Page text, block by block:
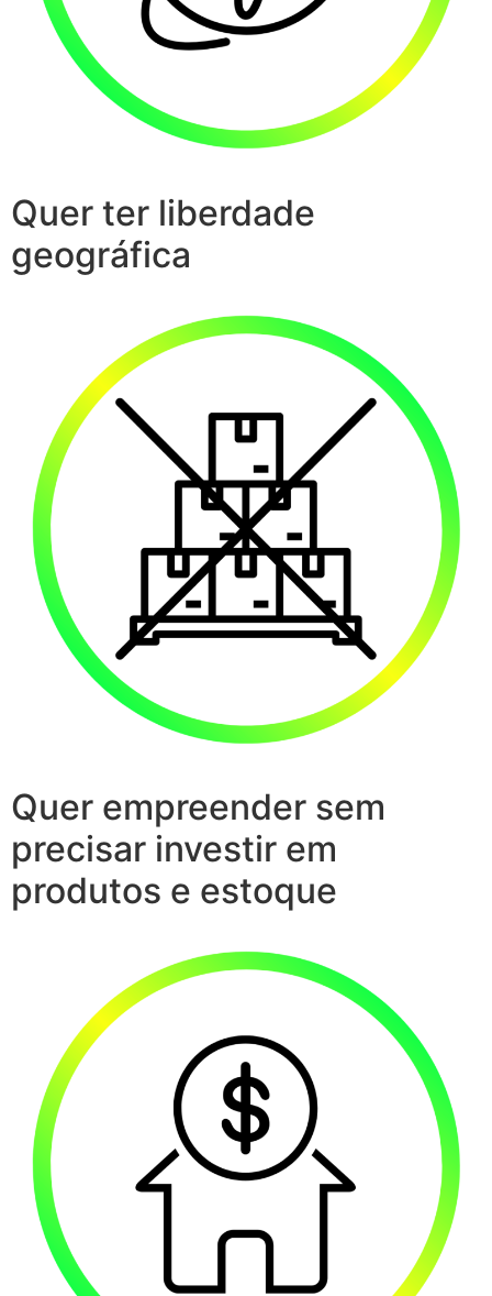
Quer ter liberdade
geográfica
Quer empreender sem
precisar investir em
produtos e estoque